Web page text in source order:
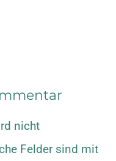
nicht
Felder sind mit